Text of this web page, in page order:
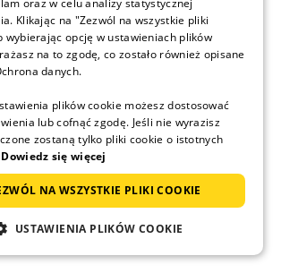
już teraz
oraz w celu analizy statystycznej
Klikając na "Zezwól na wszystkie pliki
wybierając opcję w ustawieniach plików
na to zgodę, co zostało również opisane
danych.
plików cookie możesz dostosować
lub cofnąć zgodę. Jeśli nie wyrazisz
zostaną tylko pliki cookie o istotnych
Dowiedz się więcej
NA WSZYSTKIE PLIKI COOKIE
USTAWIENIA PLIKÓW COOKIE